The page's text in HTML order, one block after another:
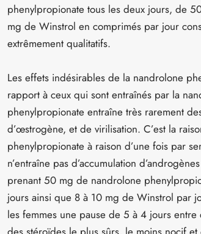
phenylpropionate tous les deux jours, de
mg de Winstrol en comprimés par jour
extrêmement qualitatifs.
Les effets indésirables de la nandrolone
rapport à ceux qui sont entraînés par la
phenylpropionate entraîne très rarement
d’œstrogène, et de virilisation. C’est la
phenylpropionate à raison d’une fois par
n’entraîne pas d’accumulation
prenant 50 mg de nandrolone
jours ainsi que 8 à 10 mg de Winstrol par
les femmes une pause de 5 à 4 jours